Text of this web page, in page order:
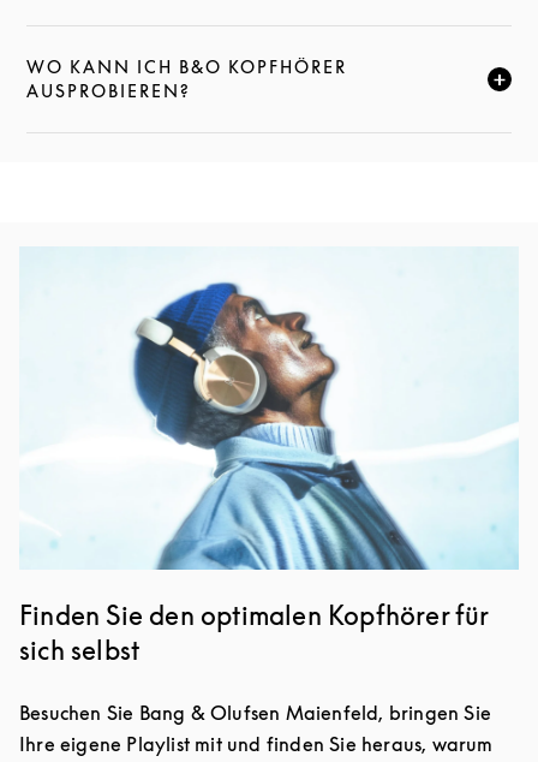
WO KANN ICH B&O KOPFHÖRER
AUSPROBIEREN?
KLICKE HIER, UM DIESE BESCHREIBUNG ZU
Finden Sie den optimalen Kopfhörer für
sich selbst
Besuchen Sie Bang & Olufsen Maienfeld, bringen Sie
Ihre eigene Playlist mit und finden Sie heraus, warum